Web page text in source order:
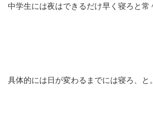
中学生には夜はできるだけ早く寝ろと常
具体的には日が変わるまでには寝ろ、と。